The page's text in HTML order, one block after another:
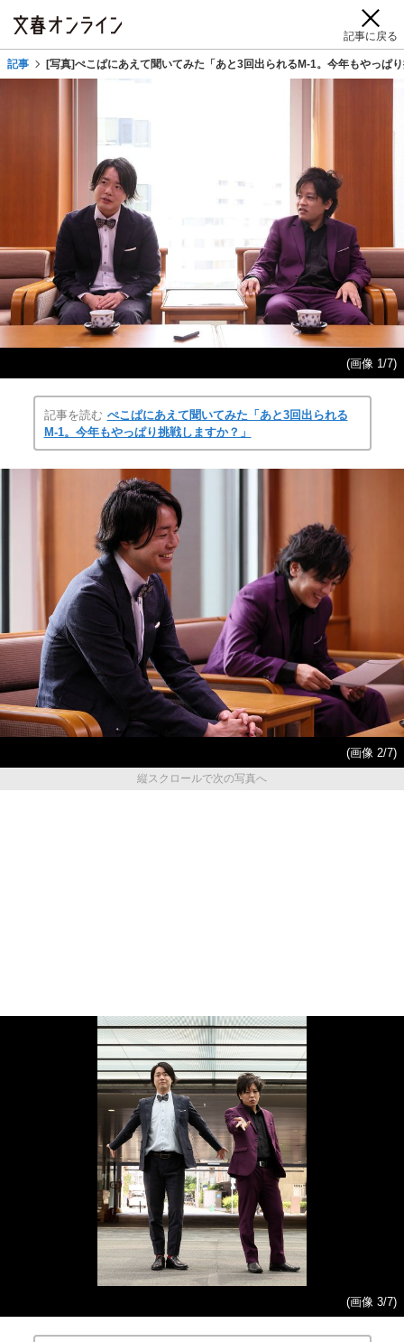
記事に戻る
記事 [写真]ぺこぱにあえて聞いてみた「あと3回出られるM-1。今年もやっぱ
(画像 1/7)
記事を読む ぺこぱにあえて聞いてみた「あと3回出られる
M-1。今年もやっぱり挑戦しますか？」
(画像 2/7)
縦スクロールで次の写真へ
(画像 3/7)